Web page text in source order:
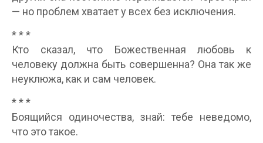
— но проблем хватает у всех без исключения.
* * *
Кто сказал, что Божественная любовь к
человеку должна быть совершенна? Она так же
неуклюжа, как и сам человек.
* * *
Боящийся одиночества, знай: тебе неведомо,
что это такое.